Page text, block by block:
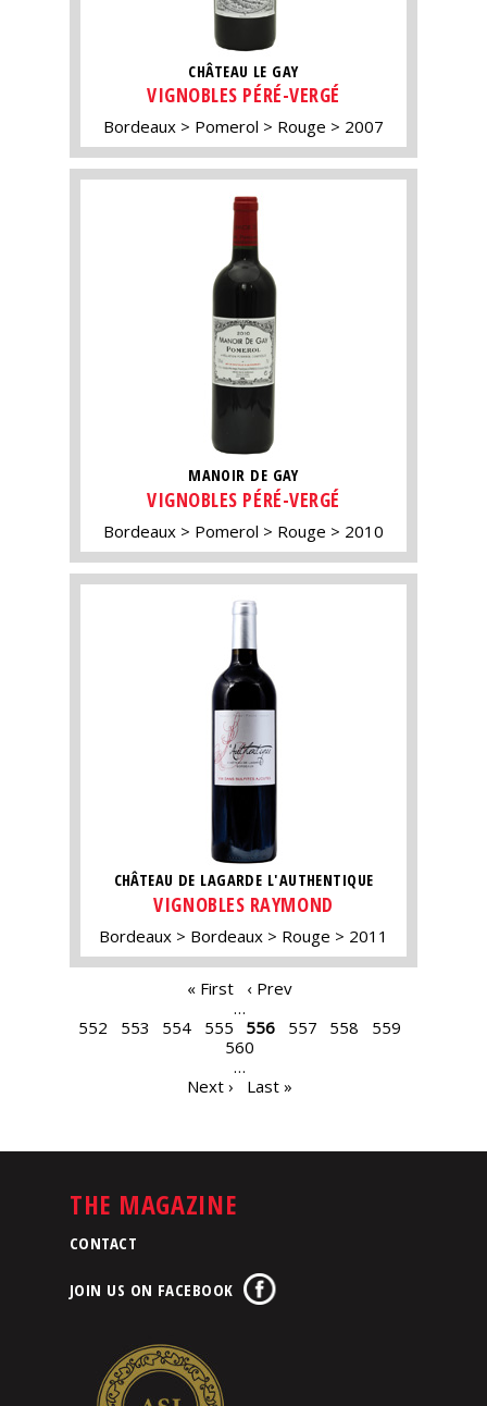
CHÂTEAU LE GAY
VIGNOBLES PÉRÉ-VERGÉ
Bordeaux Pomerol Rouge 2007
MANOIR DE GAY
VIGNOBLES PÉRÉ-VERGÉ
Bordeaux Pomerol Rouge 2010
CHÂTEAU DE LAGARDE L'AUTHENTIQUE
VIGNOBLES RAYMOND
Bordeaux Bordeaux Rouge 2011
« First
‹ Prev
…
552
553 554 555 556 557 558
559
560
…
Next ›
Last »
THE MAGAZINE
CONTACT
JOIN US ON FACEBOOK